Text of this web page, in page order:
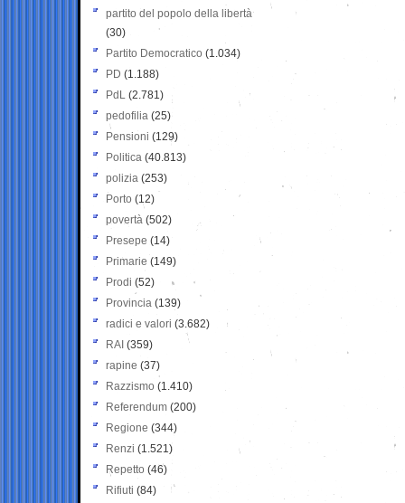
partito del popolo della libertà
(30)
Partito Democratico (1.034)
PD (1.188)
PdL (2.781)
pedofilia (25)
Pensioni (129)
Politica (40.813)
polizia (253)
Porto (12)
povertà (502)
Presepe (14)
Primarie (149)
Prodi (52)
Provincia (139)
radici e valori (3.682)
RAI (359)
rapine (37)
Razzismo (1.410)
Referendum (200)
Regione (344)
Renzi (1.521)
Repetto (46)
Rifiuti (84)